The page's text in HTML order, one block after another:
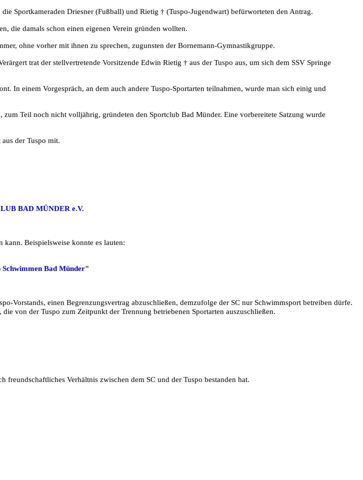
Sportkameraden Driesner (Fußball) und Rietig † (Tuspo-Jugendwart) befürworteten den Antrag.
die damals schon einen eigenen Verein gründen wollten.
ohne vorher mit ihnen zu sprechen, zugunsten der Bornemann-Gymnastikgruppe.
trat der stellvertretende Vorsitzende Edwin Rietig † aus der Tuspo aus, um sich dem SSV Springe
In einem Vorgespräch, an dem auch andere Tuspo-Sportarten teilnahmen, wurde man sich einig und
Teil noch nicht volljährig, gründeten den Sportclub Bad Münder. Eine vorbereitete Satzung wurde
der Tuspo mit.
BAD MÜNDER e.V.
kann. Beispielsweise konnte es lauten:
Bad Münder"
Vorstands, einen Begrenzungsvertrag abzuschließen, demzufolge der SC nur Schwimmsport betreiben dürfe.
von der Tuspo zum Zeitpunkt der Trennung betriebenen Sportarten auszuschließen.
Verhältnis zwischen dem SC und der Tuspo bestanden hat.